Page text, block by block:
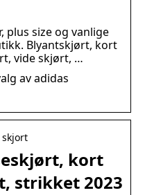
plus size og vanlige
Blyantskjørt, kort
vide skjørt, …
av adidas
skjort
kort
strikket 2023